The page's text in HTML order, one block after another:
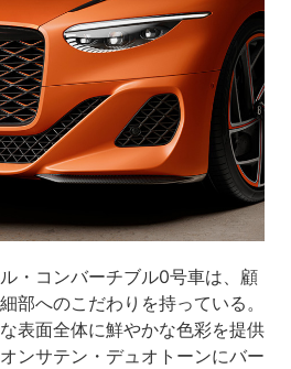
・コンバーチブル0号車は、顧
部へのこだわりを持っている。
表面全体に鮮やかな色彩を提供
ンサテン・デュオトーンにバー